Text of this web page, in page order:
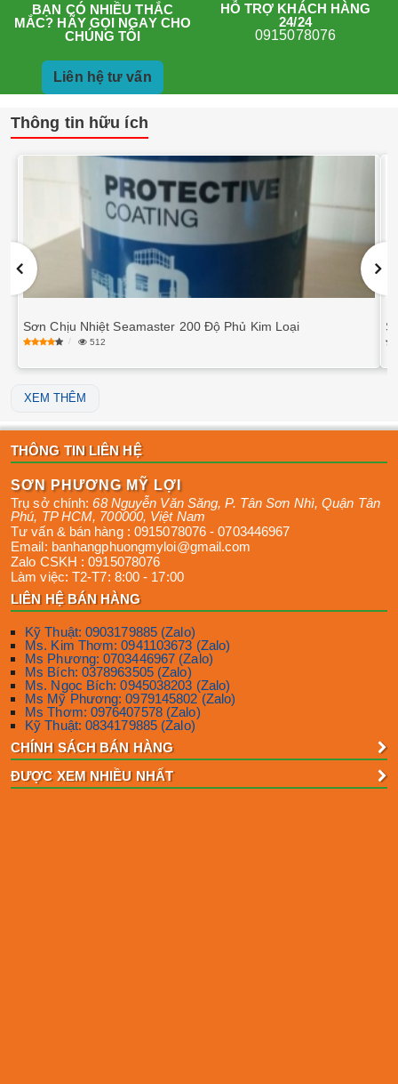
BẠN CÓ NHIỀU THẮC
MẮC? HÃY GỌI NGAY CHO
CHÚNG TÔI
HỖ TRỢ KHÁCH HÀNG
24/24
0915078076
Liên hệ tư vấn
Thông tin hữu ích
Sơn Chịu Nhiệt Seamaster 200 Độ Phủ Kim Loại
512
XEM THÊM
THÔNG TIN LIÊN HỆ
SƠN PHƯƠNG MỸ LỢI
Trụ sở chính:68 Nguyễn Văn Săng, P. Tân Sơn Nhì,Quận Tân
Phú, TP HCM, 700000, Việt Nam
Tư vấn & bán hàng : 0915078076 -0703446967
Email: banhangphuongmyloi@gmail.com
Zalo CSKH :0915078076
Làm việc: T2-T7: 8:00 - 17:00
LIÊN HỆ BÁN HÀNG
Kỹ Thuật: 0903179885 (Zalo)
Ms. Kim Thơm: 0941103673 (Zalo)
Ms Phương: 0703446967 (Zalo)
Ms Bích: 0378963505 (Zalo)
Ms. Ngọc Bích: 0945038203 (Zalo)
Ms Mỹ Phương: 0979145802 (Zalo)
Ms Thơm: 0976407578 (Zalo)
Kỹ Thuật: 0834179885 (Zalo)
CHÍNH SÁCH BÁN HÀNG
ĐƯỢC XEM NHIỀU NHẤT